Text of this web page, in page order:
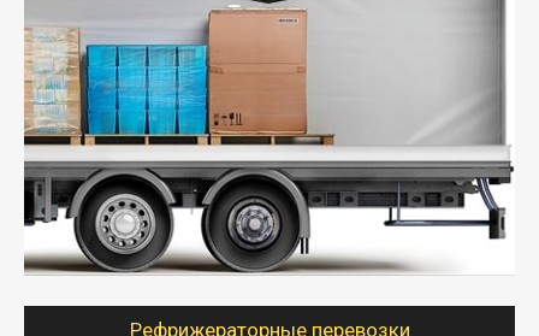
Транспорт:
Газель (1,5 и 3 тонны), Бычок, Еврофура от 5 до
10 тонн
от 5000 руб. Возможен догруз
- Экономный способ доставить вещи от 200 кг в
другой город - догрузом или попутно. Попутные
грузоперевозки для физлиц, ИП и юрлиц обходятся
дешевле.
- Тайгер Логистик организует доставку
крупногабаритных и личных вещей по нужному
для погрузочно-разгрузочных работ при перевозке.
Рефрижераторные перевозки